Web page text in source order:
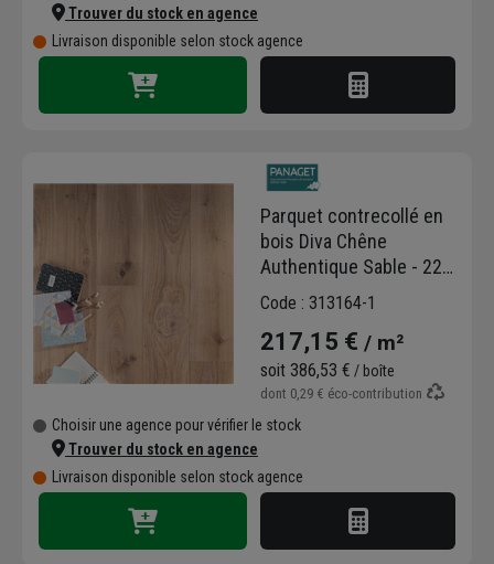
Trouver du stock en agence
Livraison disponible selon stock agence
Parquet contrecollé en
bois Diva Chêne
Authentique Sable - 223
MM x 15,00 MM - long.
Code : 313164-1
217,15 € / m²
soit 386,53 € / boîte
dont 0,29 € éco-contribution
Choisir une agence pour vérifier le stock
Trouver du stock en agence
Livraison disponible selon stock agence